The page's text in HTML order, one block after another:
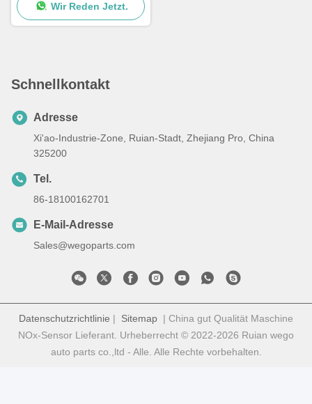
Cummins-Harnstoffpumpen
Wir Reden Jetzt.
Schnellkontakt
Adresse
Xi'ao-Industrie-Zone, Ruian-Stadt, Zhejiang Pro, China
325200
Tel.
86-18100162701
E-Mail-Adresse
Sales@wegoparts.com
Datenschutzrichtlinie | Sitemap | China gut Qualität Maschine
NOx-Sensor Lieferant. Urheberrecht © 2022-2026 Ruian wego
auto parts co.,ltd - Alle. Alle Rechte vorbehalten.